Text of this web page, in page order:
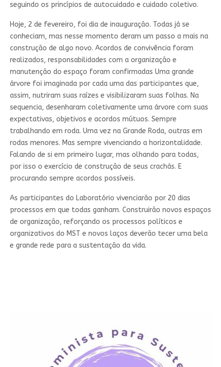
seguindo os princípios de autocuidado e cuidado coletivo.
Hoje, 2 de fevereiro, foi dia de inauguração. Todas já se
conheciam, mas nesse momento deram um passo a mais na
construção de algo novo. Acordos de convivência foram
realizados, responsabilidades com a organização e
manutenção do espaço foram confirmadas Uma grande
árvore foi imaginada por cada uma das participantes que,
assim, nutriram suas raízes e visibilizaram suas folhas. Na
sequencia, desenharam coletivamente uma árvore com suas
expectativas, objetivos e acordos mútuos. Sempre
trabalhando em roda. Uma vez na Grande Roda, outras em
rodas menores. Mas sempre vivenciando a horizontalidade.
Falando de si em primeiro lugar, mas olhando para todas,
por isso o exercício de construção de seus crachás. E
procurando sempre acordos possíveis.
As participantes do Laboratório vivenciarão por 20 dias
processos em que todas ganham. Construirão novos espaços
de organização, reforçando os processos políticos e
organizativos do MST e novos laços deverão tecer uma bela
e grande rede para a sustentação da vida.